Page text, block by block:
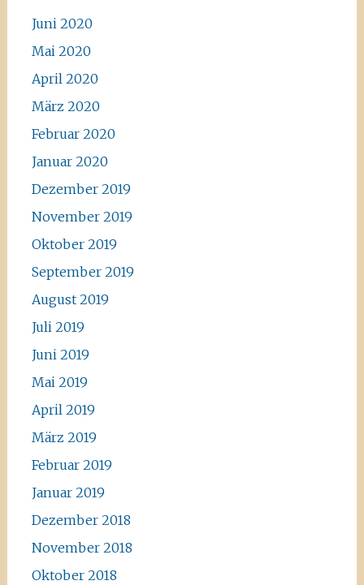
Juni 2020
Mai 2020
April 2020
März 2020
Februar 2020
Januar 2020
Dezember 2019
November 2019
Oktober 2019
September 2019
August 2019
Juli 2019
Juni 2019
Mai 2019
April 2019
März 2019
Februar 2019
Januar 2019
Dezember 2018
November 2018
Oktober 2018